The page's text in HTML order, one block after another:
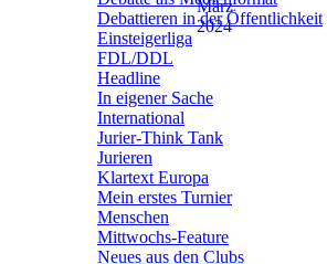
Debattieren in der Öffentlichkeit
Einsteigerliga
FDL/DDL
Headline
In eigener Sache
International
Jurier-Think Tank
Jurieren
Klartext Europa
Mein erstes Turnier
Menschen
Mittwochs-Feature
Neues aus den Clubs